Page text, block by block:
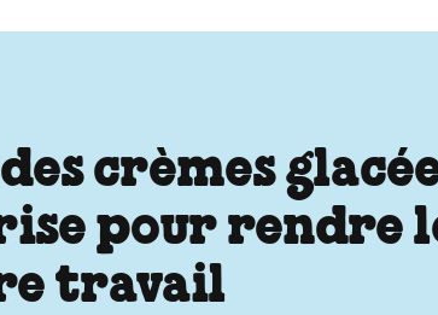
crèmes
pour rendre
travail